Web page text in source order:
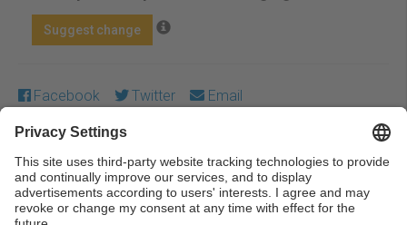
Suggest change
Facebook Twitter Email
Except where otherwise noted, content on this work is
licensed under a Creative Commons license:Attribution-
NonCommercial-NoDerivs 3.0 Spain